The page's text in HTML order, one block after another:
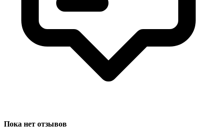
Пока нет отзывов